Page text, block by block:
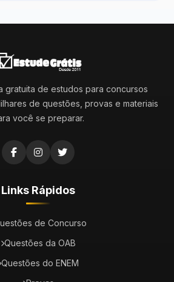
gratuita de estudos para concursos
de questões, provas e materiais
você se preparar.
Links Rápidos
de Concurso
Questões da OAB
Questões do ENEM